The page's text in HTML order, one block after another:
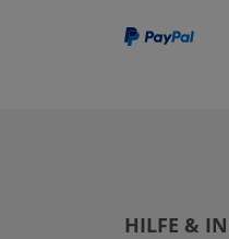
HILFE &